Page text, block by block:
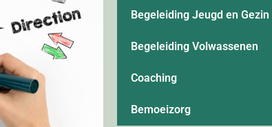
Begeleiding Jeugd en Gezin
Begeleiding Volwassenen
Coaching
Bemoeizorg